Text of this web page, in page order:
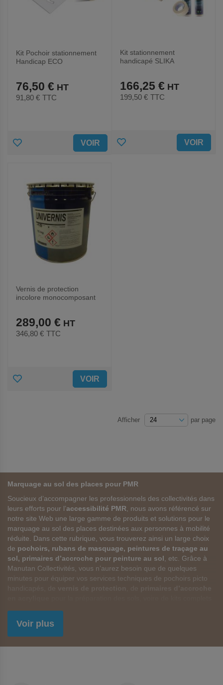
Kit Pochoir stationnement
Handicap ECO
76,50 €
91,80 € TTC
AJOUTER VOIR
Kit stationnement
handicapé SLIKA
166,25 €
199,50 € TTC
AJOUTER VOIR
Vernis de protection
incolore monocomposant
289,00 €
346,80 € TTC
AJOUTER VOIR
Afficher par page
Marquage au sol des places pour PMR
Soucieux d’accompagner les professionnels des collectivités dans
leurs efforts pour l’accessibilité PMR , nous avons référencé sur
notre site Web une large gamme de produits et solutions pour le
marquage au sol des places destinées aux personnes à mobilité
réduite. Dans cette rubrique, vous trouverez ainsi un large choix
de pochoirs, rubans de masquage, peintures de traçage au
sol, primaires d’accroche pour peinture au sol , etc. Grâce à
Manutan Collectivités, vous n’aurez besoin que de quelques
minutes pour équiper vos services techniques de pochoirs picto
Rendre visibles les places destinées aux PMR avec des
produits de marquage au sol d’une grande fiabilité
Voir plus